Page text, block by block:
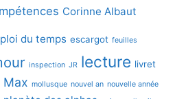
Corinne Albaut
du temps escargot feuilles
inspection JR lecture livret
Max mollusque nouvel an nouvelle année